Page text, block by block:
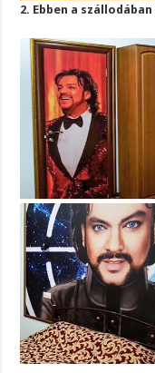
2. Ebben a